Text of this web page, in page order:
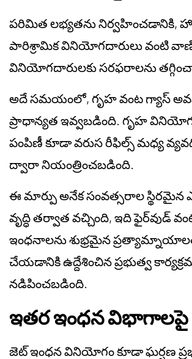
పరిమిత లభ్యతను నిర్వహించడానికి,
పారిశ్రామిక వినియోగదారులు వంటి
వినియోగదారులకు సరఫరాలను
అదే సమయంలో, గృహ వంట గ్యాస్
ప్రాధాన్యత ఇవ్వబడింది. గృహ
పంపిణీ కూడా వరుస రీఫిల్స్ మధ్య
ద్వారా నియంత్రించబడింది.
ఈ మార్పు అనేక సంవత్సరాల
వృద్ధి తర్వాత వచ్చింది, ఇది ఫైర్‌వుడ్
ఇంధనాలను శుభ్రమైన
చేయడానికి ఉద్దేశించిన ప్రభుత్వ
నడిపించబడింది.
ఇతర ఇంధన విభాగాలపై
జెట్ ఇంధన వినియోగం కూడా ఘర్షణ